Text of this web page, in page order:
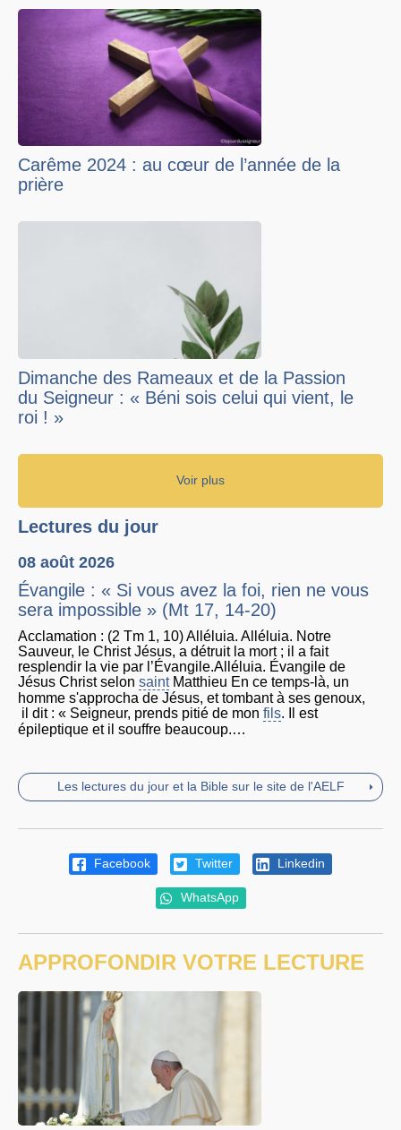
Carême 2024 : au cœur de l’année de la
prière
Dimanche des Rameaux et de la Passion
du Seigneur : « Béni sois celui qui vient, le
roi ! »
Voir plus
Lectures du jour
08 août 2026
Évangile : « Si vous avez la foi, rien ne vous
sera impossible » (Mt 17, 14-20)
Acclamation : (2 Tm 1, 10) Alléluia. Alléluia. Notre
Sauveur, le Christ Jésus, a détruit la mort ; il a fait
resplendir la vie par l’Évangile.Alléluia. Évangile de
Jésus Christ selon saintMatthieu En ce temps-là, un
homme s'approcha de Jésus, et tombant à ses genoux,
il dit : « Seigneur, prends pitié de mon fils. Il est
épileptique et il souffre beaucoup.…
Les lectures du jour et la Bible sur le site de l'AELF
Facebook Twitter Linkedin
WhatsApp
APPROFONDIR VOTRE LECTURE